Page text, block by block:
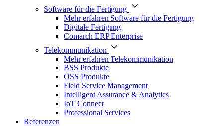
Software für die Fertigung
Mehr erfahren Software für die Fertigung
Digitale Fertigung
Comarch ERP Enterprise
Telekommunikation
Mehr erfahren Telekommunikation
BSS Produkte
OSS Produkte
Field Service Management
Intelligent Assurance & Analytics
IoT Connect
Professional Services
Referenzen